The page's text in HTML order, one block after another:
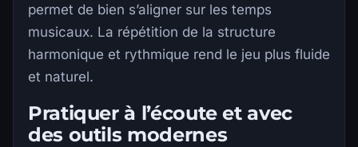
permet de bien s’aligner sur les temps
musicaux. La répétition de la structure
harmonique et rythmique rend le jeu plus fluide
et naturel.
Pratiquer à l’écoute et avec
des outils modernes